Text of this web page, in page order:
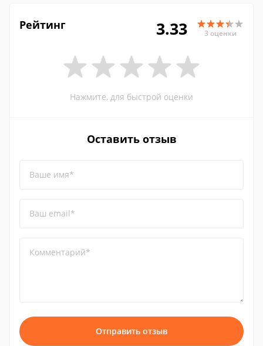
Рейтинг 3.33 3 оценки
Нажмите, для быстрой оценки
Оставить отзыв
Ваше имя*
Ваш email*
Комментарий*
Отправить отзыв